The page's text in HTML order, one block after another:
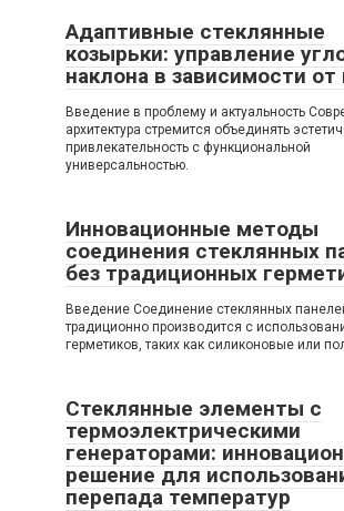
Адаптивные стеклянные
козырьки: управление
наклона в зависимости
Введение в проблему и актуальность
архитектура стремится объединять
привлекательность с функциональной
универсальностью.
Инновационные методы
соединения стеклянных
без традиционных
Введение Соединение стеклянных
традиционно производится с
герметиков, таких как силиконовые или
Стеклянные элементы с
термоэлектрическими
генераторами:
решение для
перепада температур